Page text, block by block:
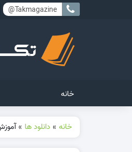
Takmagazine@
خانه
خانه » دانلود ها »